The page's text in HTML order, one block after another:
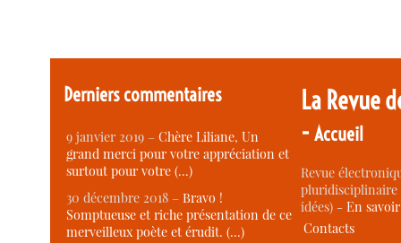
Derniers commentaires
9 janvier 2019 –Chère Liliane, Un
grand merci pour votre appréciation et
surtout pour votre (…)
30 décembre 2018 –Bravo !
Somptueuse et riche présentation de ce
merveilleux poète et érudit. (…)
La Revue
-Accueil
Revue
idées) -En
Contacts